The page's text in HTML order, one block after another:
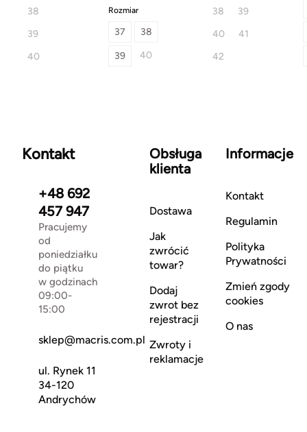
38
39
40
Rozmiar
37 38
39 40
38
39
40
41
42
Kontakt
+48 692
457 947
Pracujemy
od
poniedziałku
do piątku
w godzinach
09:00-
15:00
sklep@macris.com.pl
ul. Rynek 11
34-120
Andrychów
Obsługa
klienta
Dostawa
Jak
zwrócić
towar?
Dodaj
zwrot bez
rejestracji
Zwroty i
reklamacje
Informacje
Kontakt
Regulamin
Polityka
Prywatności
Zmień zgody
cookies
O nas